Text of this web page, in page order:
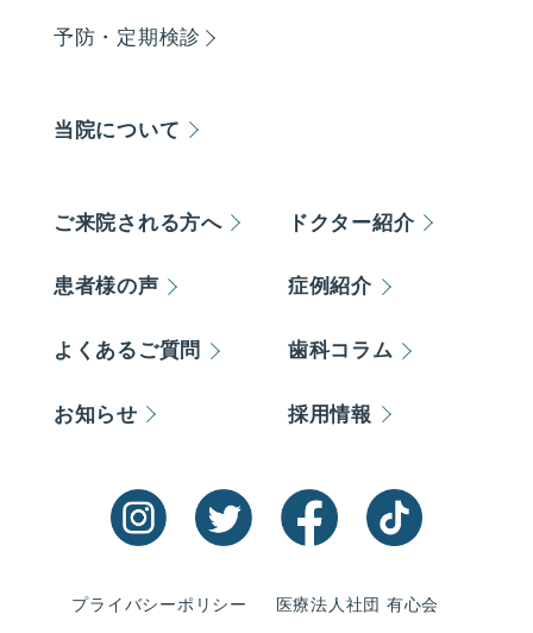
予防・定期検診
当院について
ご来院される方へ ドクター紹介
患者様の声 症例紹介
よくあるご質問 歯科コラム
お知らせ 採用情報
プライバシーポリシー 医療法人社団 有心会